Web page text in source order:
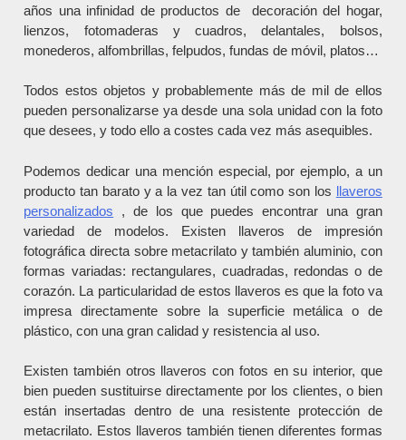
años una infinidad de productos de decoración del hogar,
lienzos, fotomaderas y cuadros, delantales, bolsos,
monederos, alfombrillas, felpudos, fundas de móvil, platos…
Todos estos objetos y probablemente más de mil de ellos
pueden personalizarse ya desde una sola unidad con la foto
que desees, y todo ello a costes cada vez más asequibles.
Podemos dedicar una mención especial, por ejemplo, a un
producto tan barato y a la vez tan útil como son los llaveros
personalizados , de los que puedes encontrar una gran
variedad de modelos. Existen llaveros de impresión
fotográfica directa sobre metacrilato y también aluminio, con
formas variadas: rectangulares, cuadradas, redondas o de
corazón. La particularidad de estos llaveros es que la foto va
impresa directamente sobre la superficie metálica o de
plástico, con una gran calidad y resistencia al uso.
Existen también otros llaveros con fotos en su interior, que
bien pueden sustituirse directamente por los clientes, o bien
están insertadas dentro de una resistente protección de
metacrilato. Estos llaveros también tienen diferentes formas